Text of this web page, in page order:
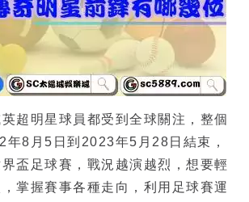
超明星球員都受到全球關注，整個
年8月5日到2023年5月28日結束，
盃足球賽，戰況越演越烈，想要輕
掌握賽事各種走向，利用足球賽運